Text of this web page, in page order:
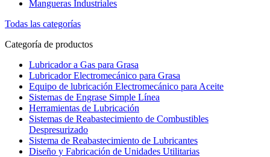
Mangueras Industriales
Todas las categorías
Categoría de productos
Lubricador a Gas para Grasa
Lubricador Electromecánico para Grasa
Equipo de lubricación Electromecánico para Aceite
Sistemas de Engrase Simple Línea
Herramientas de Lubricación
Sistemas de Reabastecimiento de Combustibles
Despresurizado
Sistema de Reabastecimiento de Lubricantes
Diseño y Fabricación de Unidades Utilitarias